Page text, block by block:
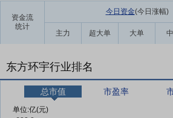
资金流
统计
今日资金(今日涨幅)
主力 超大单 大单
东方环宇行业排名
总市值 市盈率
单位:亿(元)